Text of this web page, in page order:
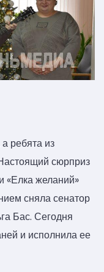
ребята из
сюрприз
«Елка желаний»
сняла сенатор
Бас. Сегодня
и исполнила ее